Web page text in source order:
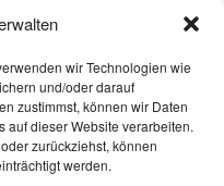
wir Technologien wie
und/oder darauf
zustimmst, können wir Daten
auf dieser Website verarbeiten.
zurückziehst, können
werden.